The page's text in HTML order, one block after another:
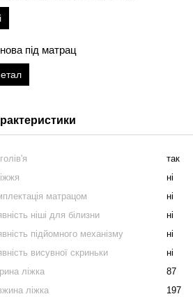
під матрац
так
ні
матрацом
ні
ніші для білизни
ні
підйомного механізму
ні
висувної скриньки
ні
ліжка
87
ліжка
197